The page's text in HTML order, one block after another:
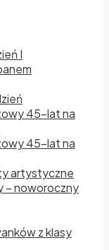
I
45-lat na
45-lat na
artystyczne
– noworoczny
z klasy